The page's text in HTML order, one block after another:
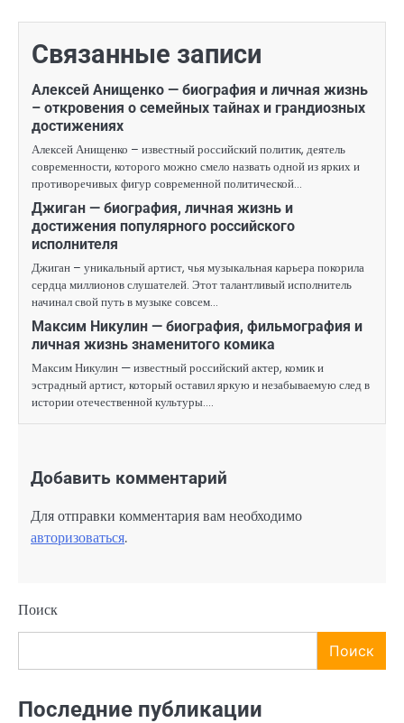
Связанные записи
Алексей Анищенко — биография и личная жизнь
– откровения о семейных тайнах и грандиозных
достижениях
Алексей Анищенко – известный российский политик, деятель
современности, которого можно смело назвать одной из ярких и
противоречивых фигур современной политической…
Джиган — биография, личная жизнь и
достижения популярного российского
исполнителя
Джиган – уникальный артист, чья музыкальная карьера покорила
сердца миллионов слушателей. Этот талантливый исполнитель
начинал свой путь в музыке совсем…
Максим Никулин — биография, фильмография и
личная жизнь знаменитого комика
Максим Никулин — известный российский актер, комик и
эстрадный артист, который оставил яркую и незабываемую след в
истории отечественной культуры.…
Добавить комментарий
Для отправки комментария вам необходимо
авторизоваться.
Поиск
Поиск
Последние публикации